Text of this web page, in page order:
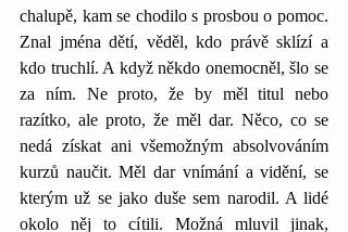
chalupě, kam se chodilo s prosbou o pomoc.
Znal jména dětí, věděl, kdo právě sklízí a
kdo truchlí. A když někdo onemocněl, šlo se
za ním. Ne proto, že by měl titul nebo
razítko, ale proto, že měl dar. Něco, co se
nedá získat ani všemožným absolvováním
kurzů naučit. Měl dar vnímání a vidění, se
kterým už se jako duše sem narodil. A lidé
okolo něj to cítili. Možná mluvil jinak,